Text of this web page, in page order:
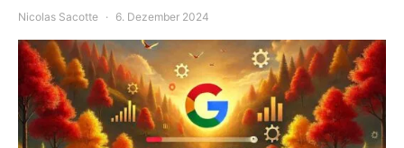
Nicolas Sacotte 6. Dezember 2024